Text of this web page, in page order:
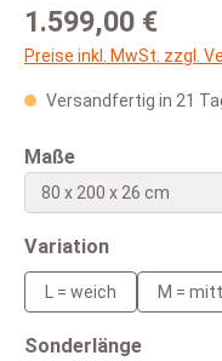
Regulärer Preis:
1.599,00 €
Preise inkl. MwSt. zzgl.
Versandfertig in 21
Maßeauswählen
Variationauswählen
L = weich M =
Sonderlänge